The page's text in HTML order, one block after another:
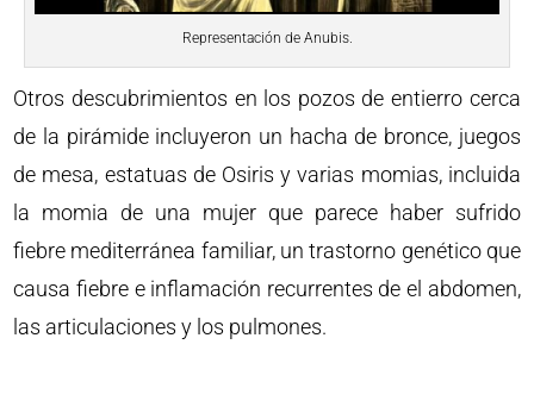
Representación de Anubis.
Otros descubrimientos en los pozos de entierro cerca
de la pirámide incluyeron un hacha de bronce, juegos
de mesa, estatuas de Osiris y varias momias, incluida
la momia de una mujer que parece haber sufrido
fiebre mediterránea familiar, un trastorno genético que
causa fiebre e inflamación recurrentes de el abdomen,
las articulaciones y los pulmones.